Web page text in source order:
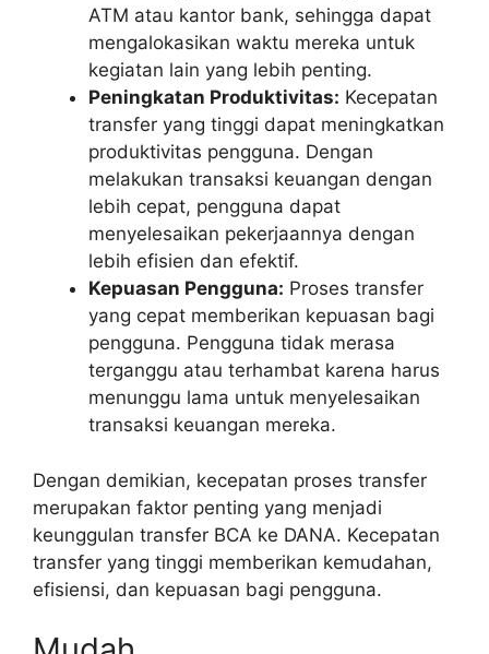
ATM atau kantor bank, sehingga dapat
mengalokasikan waktu mereka untuk
kegiatan lain yang lebih penting.
Peningkatan Produktivitas: Kecepatan
transfer yang tinggi dapat meningkatkan
produktivitas pengguna. Dengan
melakukan transaksi keuangan dengan
lebih cepat, pengguna dapat
menyelesaikan pekerjaannya dengan
lebih efisien dan efektif.
Kepuasan Pengguna: Proses transfer
yang cepat memberikan kepuasan bagi
pengguna. Pengguna tidak merasa
terganggu atau terhambat karena harus
menunggu lama untuk menyelesaikan
transaksi keuangan mereka.
Dengan demikian, kecepatan proses transfer
merupakan faktor penting yang menjadi
keunggulan transfer BCA ke DANA. Kecepatan
transfer yang tinggi memberikan kemudahan,
efisiensi, dan kepuasan bagi pengguna.